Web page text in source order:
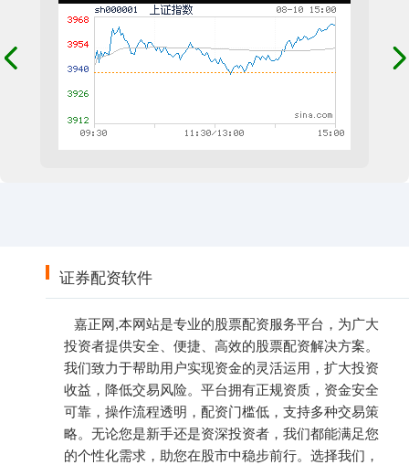
证券配资软件
嘉正网,本网站是专业的股票配资服务平台，为广大
投资者提供安全、便捷、高效的股票配资解决方案。
我们致力于帮助用户实现资金的灵活运用，扩大投资
收益，降低交易风险。平台拥有正规资质，资金安全
可靠，操作流程透明，配资门槛低，支持多种交易策
略。无论您是新手还是资深投资者，我们都能满足您
的个性化需求，助您在股市中稳步前行。选择我们，